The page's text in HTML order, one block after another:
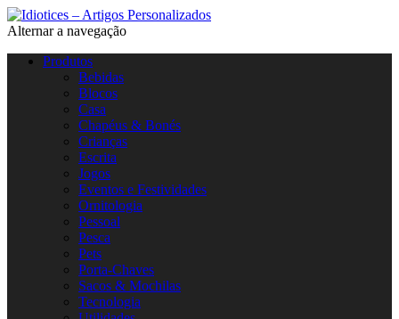
Alternar a navegação
Produtos
Bebidas
Blocos
Casa
Chapéus & Bonés
Crianças
Escrita
Jogos
Eventos e Festividades
Ornitologia
Pessoal
Pesca
Pets
Porta-Chaves
Sacos & Mochilas
Tecnologia